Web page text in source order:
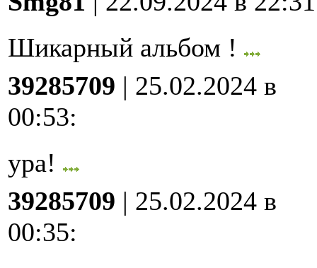
Шикарный альбом !
39285709 | 25.02.2024 в
00:53:
ура!
39285709 | 25.02.2024 в
00:35: